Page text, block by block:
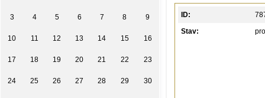
3 4 5 6 7 8 9
10 11 12 13 14 15 16
17 18 19 20 21 22 23
24 25 26 27 28 29 30
ID:
Stav: